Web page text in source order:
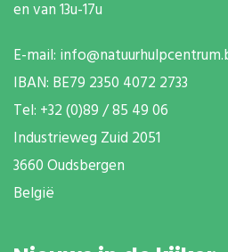
en van 13u-17u
E-mail:
IBAN: BE79 2350 4072 2733
Tel: +32 (0)89 / 85 49 06
Industrieweg Zuid 2051
3660 Oudsbergen
België